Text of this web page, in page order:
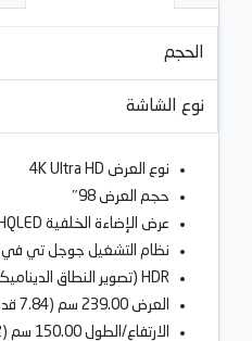
الحجم
نوع الشاشة
نوع العرض 4K Ultra HD
حجم العرض 98″
عرض الإضاءة الخلفية HQLED
نظام التشغيل جوجل تي في
HDR (تصوير النطاق الديناميكي العالي) HDR10
العرض 239.00 سم (7.84 قدم)
الارتفاع/الطول 150.00 سم (4.92 قدم)